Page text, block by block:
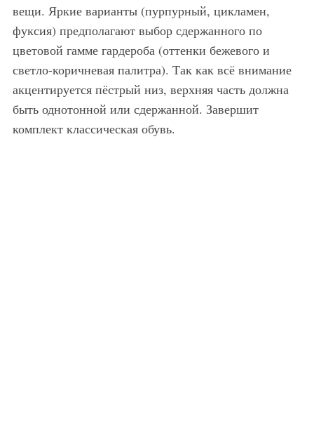
вещи. Яркие варианты (пурпурный, цикламен,
фуксия) предполагают выбор сдержанного по
цветовой гамме гардероба (оттенки бежевого и
светло-коричневая палитра). Так как всё внимание
акцентируется пёстрый низ, верхняя часть должна
быть однотонной или сдержанной. Завершит
комплект классическая обувь.